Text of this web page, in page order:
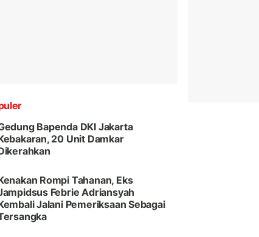
Bapenda DKI Jakarta
20 Unit Damkar
Rompi Tahanan, Eks
Febrie Adriansyah
Jalani Pemeriksaan Sebagai